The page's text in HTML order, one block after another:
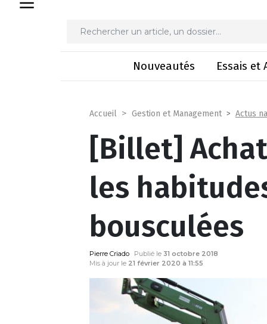
Nouveautés Essais et
Accueil Gestion et Management Actus
[Billet]
les
bousculées
Pierre Criado Publié le 31 octobre 2018
Mis à jour le 21 février 2020 à 11:55